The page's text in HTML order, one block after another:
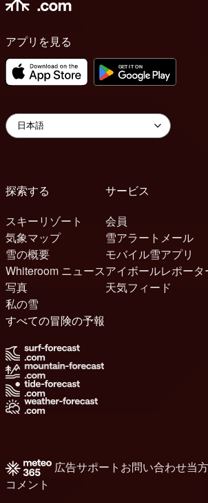
アプリを見る
探索する
スキーリゾート
気象マップ
雪の概要
Whiteroom ニュース
写真
私の雪
サービス
会員
雪アラートメール
モバイル雪アプリ
アイボールレポータ
天気フィード
すべての冒険の予報
広告サポート お問い合わせ当
コメント